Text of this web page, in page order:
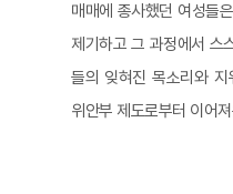
매매에 종사했던 여성들
제기하고 그 과정에서 스
들의 잊혀진 목소리와
위안부 제도로부터 이어